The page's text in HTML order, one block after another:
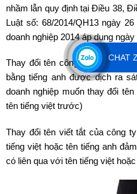
nhầm lẫn quy định tại Điều 38,
Luật số: 68/2014/QH13 ngày
doanh nghiệp 2014 áp dụng ngày
Thay đổi tên công ty viết bằng
bằng tiếng anh được dịch ra
doanh nghiệp muốn thay đổi
tên tiếng việt trước)
Thay đổi tên viết tắt của công
tiếng việt hoặc tên tiếng anh
có liên qua với tên tiếng việt
CHAT